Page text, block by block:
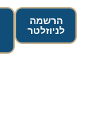
הרשמה
לניוזלטר